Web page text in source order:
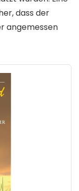
dass der
angemessen